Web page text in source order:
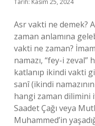
Tarih: Kasım 25, 2024
Asr vakti ne demek?
zaman anlamına
vakti ne zaman?
namazı, “fey-i
katlanıp ikindi vakti
sanî (ikindi
hangi zaman dilimini
Saadet Çağı veya
Muhammed’in